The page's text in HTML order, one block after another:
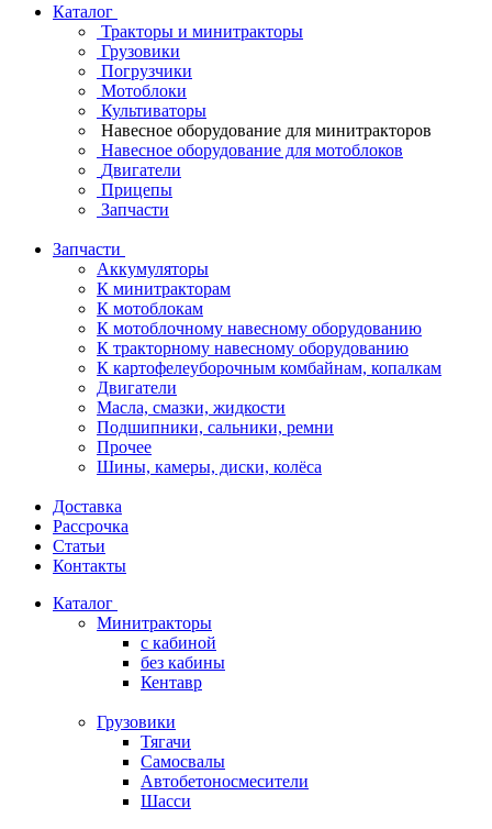
Каталог
Тракторы и минитракторы
Грузовики
Погрузчики
Мотоблоки
Культиваторы
Навесное оборудование для минитракторов
Навесное оборудование для мотоблоков
Двигатели
Прицепы
Запчасти
Запчасти
Аккумуляторы
К минитракторам
К мотоблокам
К мотоблочному навесному оборудованию
К тракторному навесному оборудованию
К картофелеуборочным комбайнам, копалкам
Двигатели
Масла, смазки, жидкости
Подшипники, сальники, ремни
Прочее
Шины, камеры, диски, колёса
Доставка
Рассрочка
Статьи
Контакты
Каталог
Минитракторы
c кабиной
без кабины
Кентавр
Грузовики
Тягачи
Самосвалы
Автобетоносмесители
Шасси